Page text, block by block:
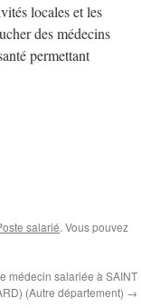
locales et les
des médecins
permettant
salarié. Vous pouvez
médecin salariée à SAINT
(Autre département) →